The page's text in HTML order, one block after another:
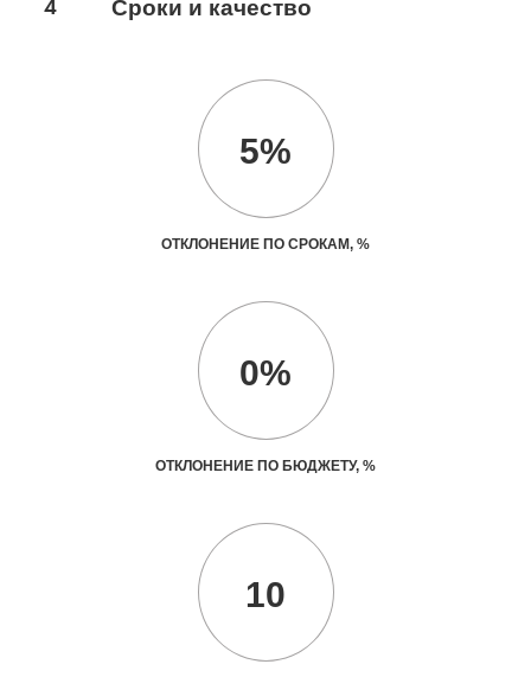
Сроки и качество
5%
ОТКЛОНЕНИЕ ПО СРОКАМ, %
0%
ОТКЛОНЕНИЕ ПО БЮДЖЕТУ, %
10